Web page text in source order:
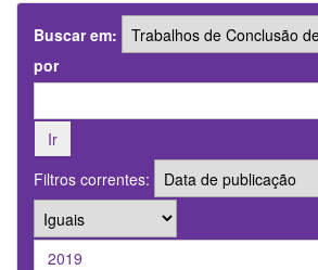
Buscar em:
por
Filtros correntes: